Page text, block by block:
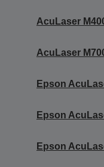
AcuLaser
AcuLaser
Epson
Epson
Epson